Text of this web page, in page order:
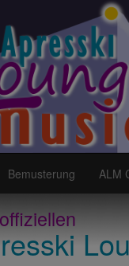
Bemusterung ALM